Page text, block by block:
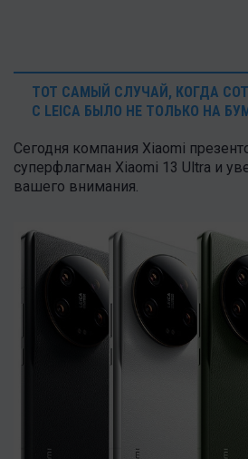
ТОТ САМЫЙ СЛУЧАЙ, КОГДА
С LEICA БЫЛО НЕ ТОЛЬКО НА
Сегодня компания Xiaomi
суперфлагман Xiaomi 13 Ultra и
вашего внимания .